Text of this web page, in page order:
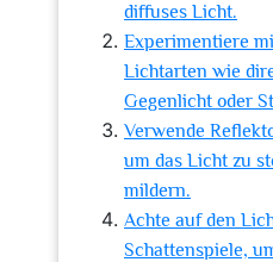
diffuses Licht.
Experimentiere
Lichtarten wie
Gegenlicht oder
Verwende
um das Licht zu
mildern.
Achte auf den
Schattenspiele,